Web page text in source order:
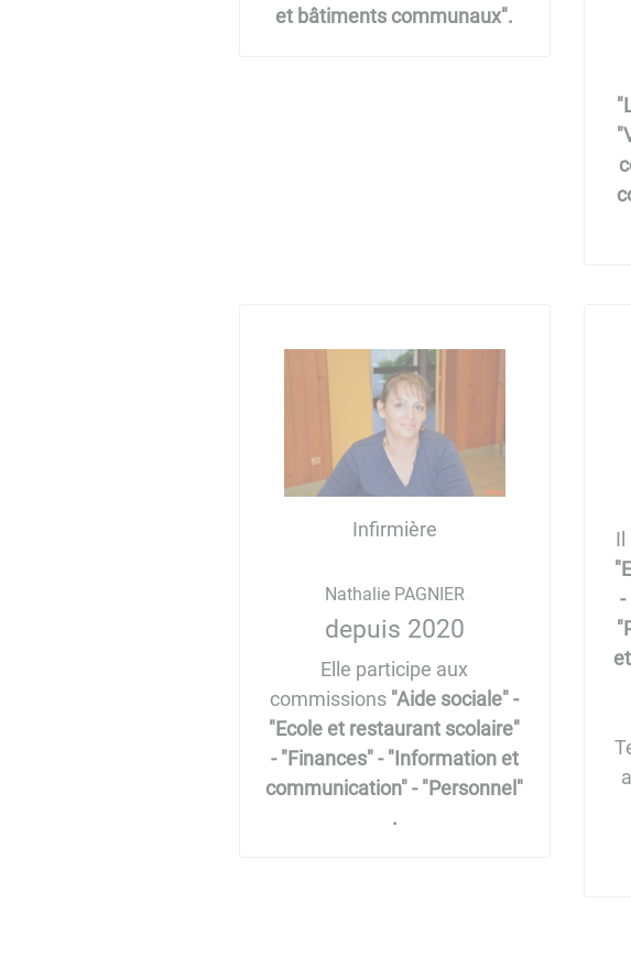
et bâtiments communaux".
Infirmière
Nathalie PAGNIER
depuis 2020
Elle participe aux
commissions "Aide sociale" -
"Ecole et restaurant scolaire"
- "Finances" - "Information et
communication" - "Personnel"​​​​​​​
.
Il
-